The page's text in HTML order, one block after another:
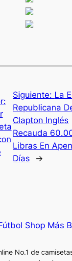
Siguiente: La
Republicana
Clapton Inglés
Recauda
Libras En
Días
→
Shop Más
No.1 de